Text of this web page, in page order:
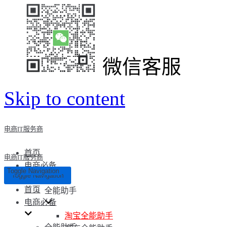
微信客服
Skip to content
电商IT服务商
首页
电商必备
全能助手
淘宝全能助手
电商IT服务商
Toggle Navigation
Toggle Navigation
首页
电商必备